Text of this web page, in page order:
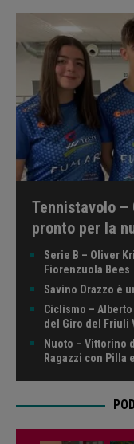
Tennistavolo
pronto per la
Serie B – Oliver
Fiorenzuola Bees
Savino Orazzo è
Ciclismo –
del Giro del Friuli
Nuoto – Vittorino
Ragazzi con Pilla